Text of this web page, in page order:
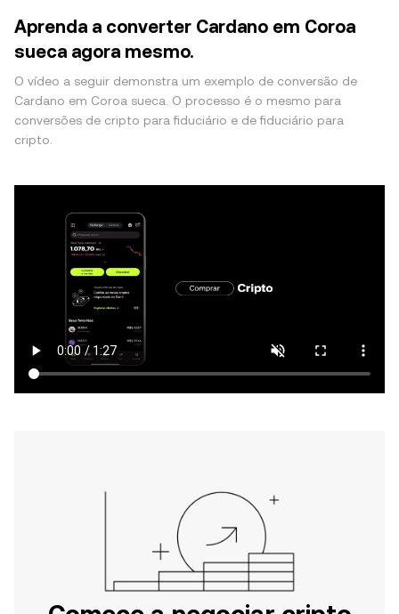
Aprenda a converter Cardano em Coroa
sueca agora mesmo.
O vídeo a seguir demonstra um exemplo de conversão de
Cardano em Coroa sueca. O processo é o mesmo para
conversões de cripto para fiduciário e de fiduciário para
cripto.